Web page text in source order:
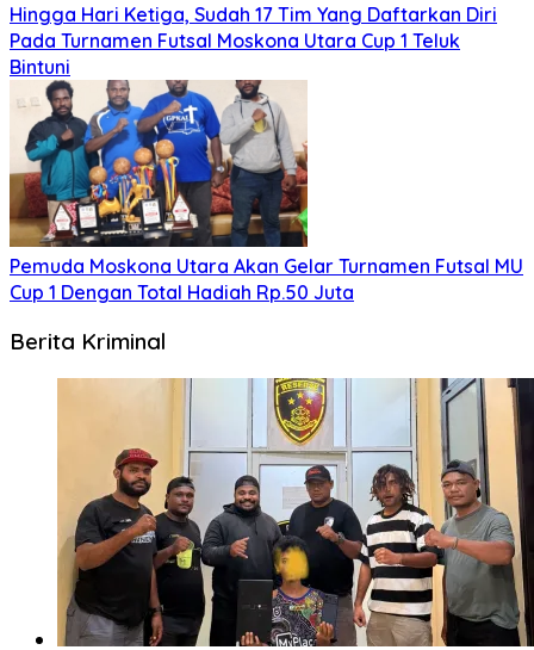
Hingga Hari Ketiga, Sudah 17 Tim Yang Daftarkan Diri
Pada Turnamen Futsal Moskona Utara Cup 1 Teluk
Bintuni
Pemuda Moskona Utara Akan Gelar Turnamen Futsal MU
Cup 1 Dengan Total Hadiah Rp.50 Juta
Berita Kriminal